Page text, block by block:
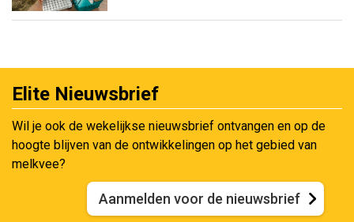
Elite Nieuwsbrief
Wil je ook de wekelijkse nieuwsbrief ontvangen en op de
hoogte blijven van de ontwikkelingen op het gebied van
melkvee?
Aanmelden voor de nieuwsbrief